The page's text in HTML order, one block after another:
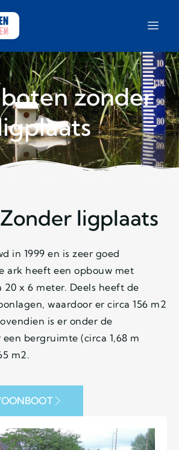
zonder
ligplaats
in 1999 en is zeer goed
ark heeft een opbouw met
x 6 meter. Deels heeft de
waardoor er circa 156 m2
is er onder de
bergruimte (circa 1,68 m
m2.